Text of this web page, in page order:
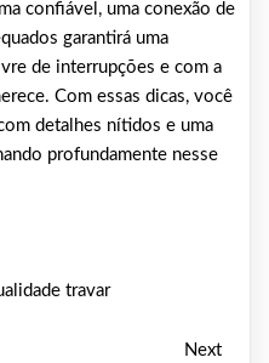
confiável, uma conexão de
garantirá uma
de interrupções e com a
Com essas dicas, você
detalhes nítidos e uma
profundamente nesse
travar
Next